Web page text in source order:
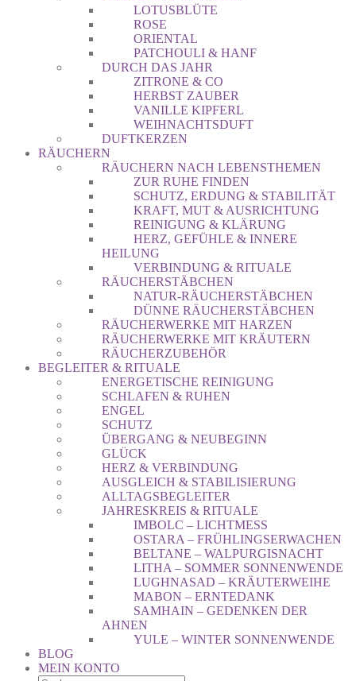
LOTUSBLÜTE
ROSE
ORIENTAL
PATCHOULI & HANF
DURCH DAS JAHR
ZITRONE & CO
HERBST ZAUBER
VANILLE KIPFERL
WEIHNACHTSDUFT
DUFTKERZEN
RÄUCHERN
RÄUCHERN NACH LEBENSTHEMEN
ZUR RUHE FINDEN
SCHUTZ, ERDUNG & STABILITÄT
KRAFT, MUT & AUSRICHTUNG
REINIGUNG & KLÄRUNG
HERZ, GEFÜHLE & INNERE
HEILUNG
VERBINDUNG & RITUALE
RÄUCHERSTÄBCHEN
NATUR-RÄUCHERSTÄBCHEN
DÜNNE RÄUCHERSTÄBCHEN
RÄUCHERWERKE MIT HARZEN
RÄUCHERWERKE MIT KRÄUTERN
RÄUCHERZUBEHÖR
BEGLEITER & RITUALE
ENERGETISCHE REINIGUNG
SCHLAFEN & RUHEN
ENGEL
SCHUTZ
ÜBERGANG & NEUBEGINN
GLÜCK
HERZ & VERBINDUNG
AUSGLEICH & STABILISIERUNG
ALLTAGSBEGLEITER
JAHRESKREIS & RITUALE
IMBOLC – LICHTMESS
OSTARA – FRÜHLINGSERWACHEN
BELTANE – WALPURGISNACHT
LITHA – SOMMER SONNENWENDE
LUGHNASAD – KRÄUTERWEIHE
MABON – ERNTEDANK
SAMHAIN – GEDENKEN DER
AHNEN
YULE – WINTER SONNENWENDE
BLOG
MEIN KONTO